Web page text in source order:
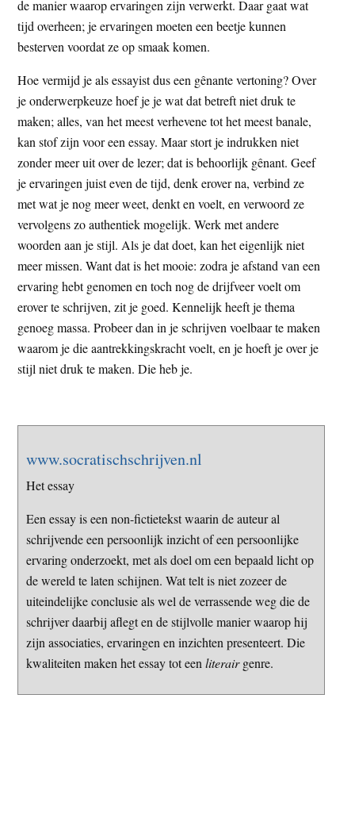
de manier waarop ervaringen zijn verwerkt. Daar gaat wat
tijd overheen; je ervaringen moeten een beetje kunnen
besterven voordat ze op smaak komen.
Hoe vermijd je als essayist dus een gênante vertoning? Over
je onderwerpkeuze hoef je je wat dat betreft niet druk te
maken; alles, van het meest verhevene tot het meest banale,
kan stof zijn voor een essay. Maar stort je indrukken niet
zonder meer uit over de lezer; dat is behoorlijk gênant. Geef
je ervaringen juist even de tijd, denk erover na, verbind ze
met wat je nog meer weet, denkt en voelt, en verwoord ze
vervolgens zo authentiek mogelijk. Werk met andere
woorden aan je stijl. Als je dat doet, kan het eigenlijk niet
meer missen. Want dat is het mooie: zodra je afstand van een
ervaring hebt genomen en toch nog de drijfveer voelt om
erover te schrijven, zit je goed. Kennelijk heeft je thema
genoeg massa. Probeer dan in je schrijven voelbaar te maken
waarom je die aantrekkingskracht voelt, en je hoeft je over je
stijl niet druk te maken. Die heb je.
www.socratischschrijven.nl
Het essay
Een essay is een non-fictietekst waarin de auteur al
schrijvende een persoonlijk inzicht of een persoonlijke
ervaring onderzoekt, met als doel om een bepaald licht op
de wereld te laten schijnen. Wat telt is niet zozeer de
uiteindelijke conclusie als wel de verrassende weg die de
schrijver daarbij aflegt en de stijlvolle manier waarop hij
zijn associaties, ervaringen en inzichten presenteert. Die
kwaliteiten maken het essay tot eenliterairgenre.